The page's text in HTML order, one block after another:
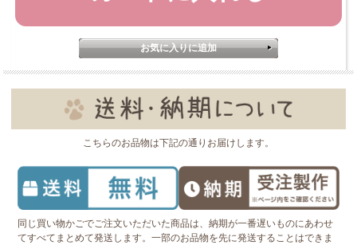
こちらのお品物は下記の通りお届けします。
同じ買い物かごでご注文いただいた商品は、納期が一番遅いものにあわせ
てすべてまとめて発送します。一部のお品物を先に発送することはできま